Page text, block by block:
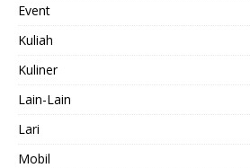
Event
Kuliah
Kuliner
Lain-Lain
Lari
Mobil